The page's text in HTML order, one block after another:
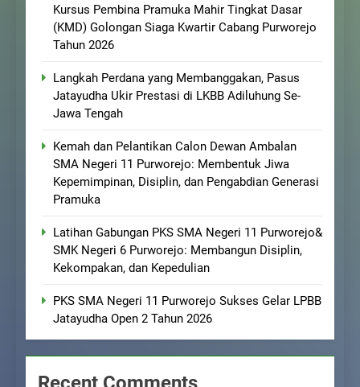
Kursus Pembina Pramuka Mahir Tingkat Dasar
(KMD) Golongan Siaga Kwartir Cabang Purworejo
Tahun 2026
Langkah Perdana yang Membanggakan, Pasus
Jatayudha Ukir Prestasi di LKBB Adiluhung Se-
Jawa Tengah
Kemah dan Pelantikan Calon Dewan Ambalan
SMA Negeri 11 Purworejo: Membentuk Jiwa
Kepemimpinan, Disiplin, dan Pengabdian Generasi
Pramuka
Latihan Gabungan PKS SMA Negeri 11 Purworejo&
SMK Negeri 6 Purworejo: Membangun Disiplin,
Kekompakan, dan Kepedulian
PKS SMA Negeri 11 Purworejo Sukses Gelar LPBB
Jatayudha Open 2 Tahun 2026